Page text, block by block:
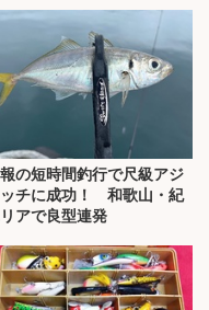
の短時間釣行で尺級アジ
チに成功！ 和歌山・紀
アで良型連発